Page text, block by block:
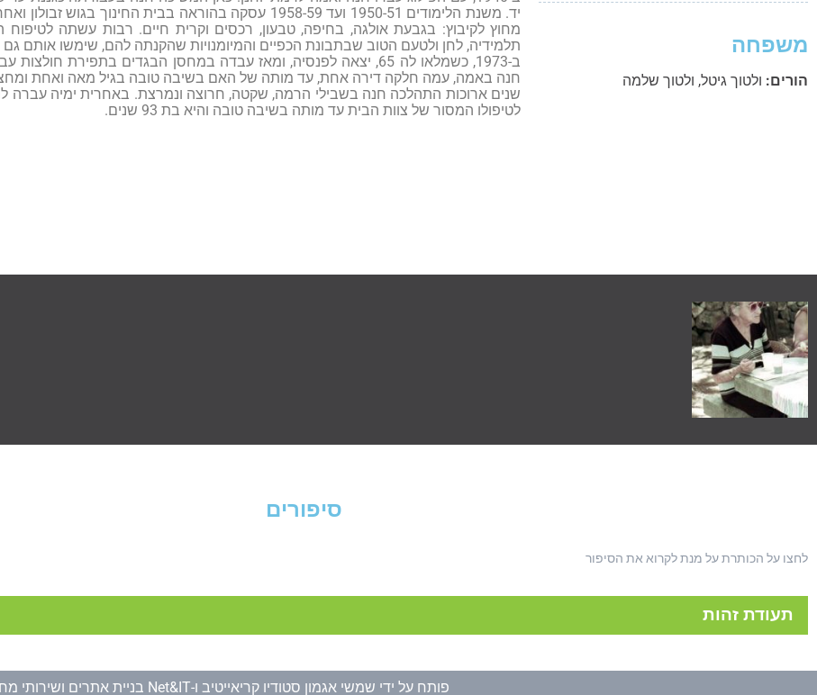
משפחה
הורים: ולטוך גיטל, ולטוך שלמה
יד. משנת הלימודים 1950-51 ועד 1958-59 עסקה בהוראה בבית
מחוץ לקיבוץ: בגבעת אולגה, בחיפה, טבעון, רכסים וקרית חיים. רבות עשתה
תלמידיה, לחן ולטעם הטוב שבתבונת הכפיים והמיומנויות שהקנתה להם, שימשו אותם גם
ב-1973, כשמלאו לה 65, יצאה לפנסיה, ומאז עבדה במחסן הבגדים בתפירת
חנה באמה, עמה חלקה דירה אחת, עד מותה של האם בשיבה טובה בגיל מאה ואחת
שנים ארוכות התהלכה חנה בשבילי הרמה, שקטה, חרוצה ונמרצת. באחרית ימיה
לטיפולו המסור של צוות הבית עד מותה בשיבה טובה והיא בת 93 שנים.
סיפורים
לחצו על הכותרת על מנת לקרוא את הסיפור
תעודת זהות
חנה ולטוך
פותח על ידי שמשי אגמון סטודיו קריאייטיב ו-Net&IT בניית אתרים ושירותי מחשוב